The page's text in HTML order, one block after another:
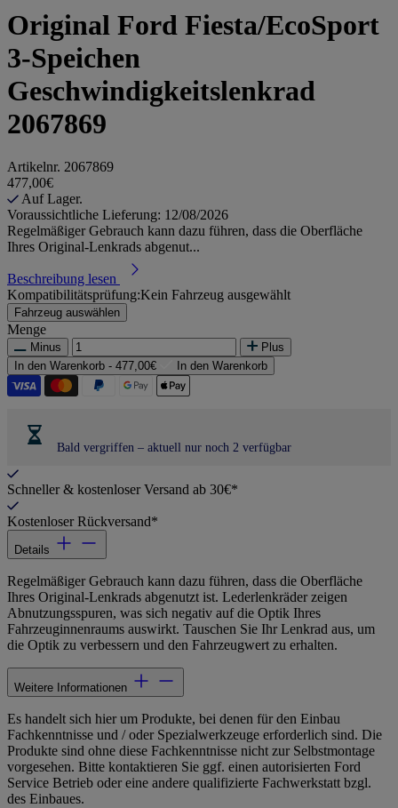
Original Ford Fiesta/EcoSport
3-Speichen
Geschwindigkeitslenkrad
2067869
Artikelnr. 2067869
477,00€
Auf Lager.
Voraussichtliche Lieferung: 12/08/2026
Regelmäßiger Gebrauch kann dazu führen, dass die Oberfläche
Ihres Original-Lenkrads abgenut...
Beschreibung lesen
Kompatibilitätsprüfung:Kein Fahrzeug ausgewählt
Fahrzeug auswählen
Menge
Minus
Plus
In den Warenkorb - 477,00€ In den Warenkorb
Bald vergriffen – aktuell nur noch 2 verfügbar
Schneller & kostenloser Versand ab 30€*
Kostenloser Rückversand*
Details
Regelmäßiger Gebrauch kann dazu führen, dass die Oberfläche
Ihres Original-Lenkrads abgenutzt ist. Lederlenkräder zeigen
Abnutzungsspuren, was sich negativ auf die Optik Ihres
Fahrzeuginnenraums auswirkt. Tauschen Sie Ihr Lenkrad aus, um
die Optik zu verbessern und den Fahrzeugwert zu erhalten.
Weitere Informationen
Es handelt sich hier um Produkte, bei denen für den Einbau
Fachkenntnisse und / oder Spezialwerkzeuge erforderlich sind. Die
Produkte sind ohne diese Fachkenntnisse nicht zur Selbstmontage
vorgesehen. Bitte kontaktieren Sie ggf. einen autorisierten Ford
Service Betrieb oder eine andere qualifizierte Fachwerkstatt bzgl.
des Einbaues.